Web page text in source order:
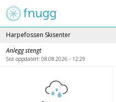
Fnugg
Harpefossen Skisenter
Anlegg stengt
Sist oppdatert: 08.08.2026 - 12:29